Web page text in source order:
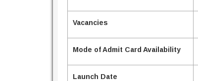
Vacancies
Mode of Admit Card Availability
Launch Date